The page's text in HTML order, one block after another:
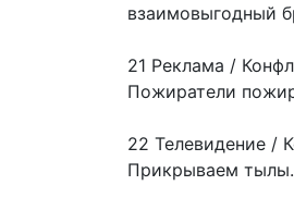
взаимовыгодный
21 Реклама /
Пожиратели
22 Телевидение /
Прикрываем